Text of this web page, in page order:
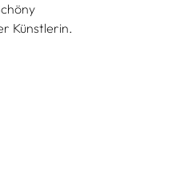
Künstlerin.